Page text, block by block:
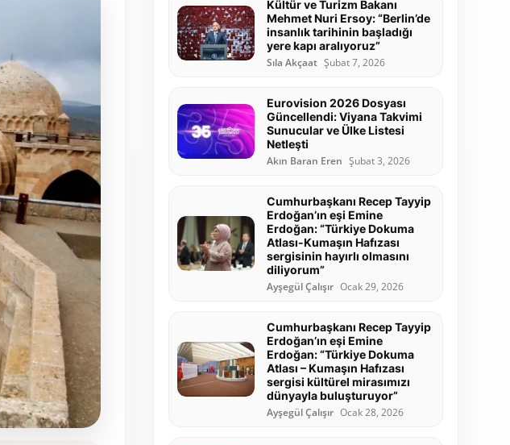
Kültür ve Turizm Bakanı
Mehmet Nuri Ersoy: “Berlin’de
insanlık tarihinin başladığı
yere kapı aralıyoruz”
Sıla Akçaat Şubat 7, 2026
Eurovision 2026 Dosyası
Güncellendi: Viyana Takvimi
Sunucular ve Ülke Listesi
Netleşti
Akın Baran Eren Şubat 3, 2026
Cumhurbaşkanı Recep Tayyip
Erdoğan’ın eşi Emine
Erdoğan: “Türkiye Dokuma
Atlası-Kumaşın Hafızası
sergisinin hayırlı olmasını
diliyorum”
Ayşegül Çalışır Ocak 29, 2026
Cumhurbaşkanı Recep Tayyip
Erdoğan’ın eşi Emine
Erdoğan: “Türkiye Dokuma
Atlası – Kumaşın Hafızası
sergisi kültürel mirasımızı
dünyayla buluşturuyor”
Ayşegül Çalışır Ocak 28, 2026